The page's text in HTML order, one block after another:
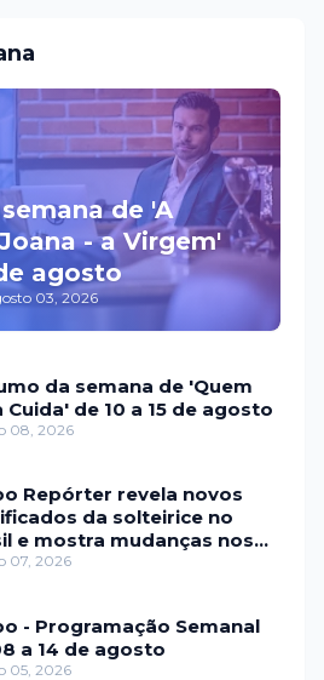
de 'A
- a Virgem'
agosto
03, 2026
da semana de 'Quem
Cuida' de 10 a 15 de agosto
08, 2026
Repórter revela novos
da solteirice no
e mostra mudanças nos
07, 2026
- Programação Semanal
a 14 de agosto
05, 2026